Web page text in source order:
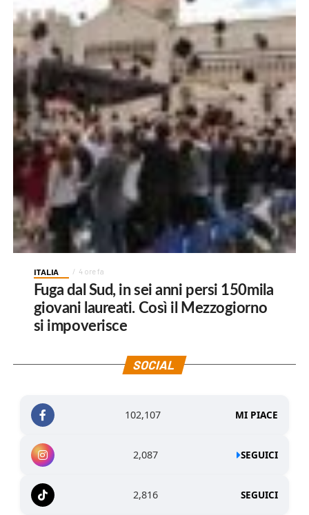
ITALIA 4 ore fa
Fuga dal Sud, in sei anni persi 150mila
giovani laureati. Così il Mezzogiorno
si impoverisce
SOCIAL
102,107 MI PIACE
2,087 SEGUICI
2,816 SEGUICI